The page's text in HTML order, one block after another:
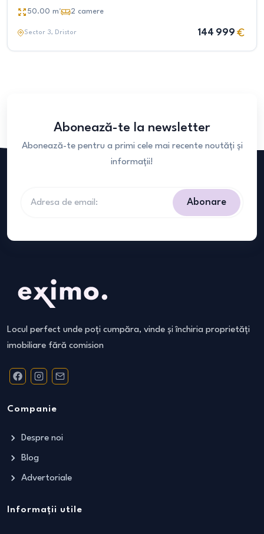
50.00 m² 2 camere
Sector 3, Dristor 144 999
Abonează-te la newsletter
Abonează-te pentru a primi cele mai recente noutăți și
informații!
Abonare
Locul perfect unde poți cumpăra, vinde și închiria proprietăți
imobiliare fără comision
Companie
Despre noi
Blog
Advertoriale
Informații utile